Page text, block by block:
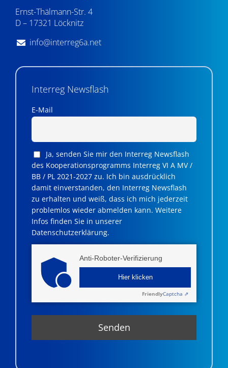
Ernst-Thälmann-Str. 4
D – 17321 Löcknitz
info@interreg6a.net
Interreg Newsflash
E-Mail
Ja, senden Sie mir den Interreg Newsflash
des Kooperationsprogramms Interreg VI A MV /
BB / PL 2021-2027 zu. Ich bin ausdrücklich
damit einverstanden, den Interreg Newsflash
zu erhalten und weiß, dass ich mich jederzeit
problemlos wieder abmelden kann. Weitere
Infos finden Sie in unserer
Datenschutzerklärung.
Anti-Roboter-Verifizierung
Hier klicken
FriendlyCaptcha ⇗